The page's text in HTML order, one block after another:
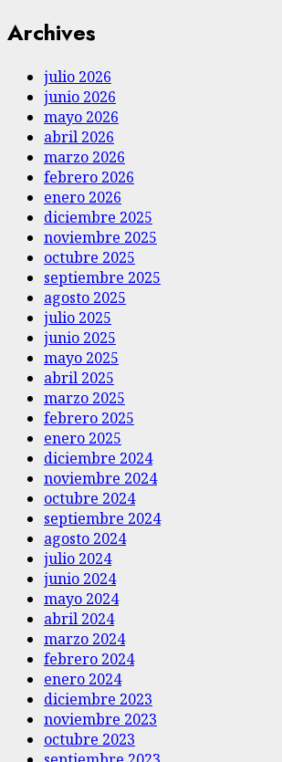
Archives
julio 2026
junio 2026
mayo 2026
abril 2026
marzo 2026
febrero 2026
enero 2026
diciembre 2025
noviembre 2025
octubre 2025
septiembre 2025
agosto 2025
julio 2025
junio 2025
mayo 2025
abril 2025
marzo 2025
febrero 2025
enero 2025
diciembre 2024
noviembre 2024
octubre 2024
septiembre 2024
agosto 2024
julio 2024
junio 2024
mayo 2024
abril 2024
marzo 2024
febrero 2024
enero 2024
diciembre 2023
noviembre 2023
octubre 2023